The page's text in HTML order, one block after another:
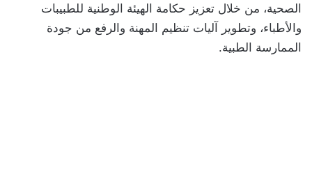
الصحية، من خلال تعزيز حكامة الهيئة الوطنية للطبيبات
والأطباء، وتطوير آليات تنظيم المهنة والرفع من جودة
الممارسة الطبية.